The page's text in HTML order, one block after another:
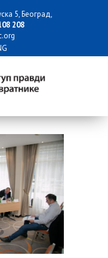
5, Београд,
208